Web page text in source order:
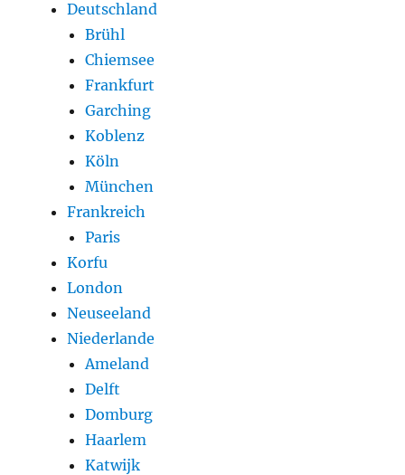
Deutschland
Brühl
Chiemsee
Frankfurt
Garching
Koblenz
Köln
München
Frankreich
Paris
Korfu
London
Neuseeland
Niederlande
Ameland
Delft
Domburg
Haarlem
Katwijk